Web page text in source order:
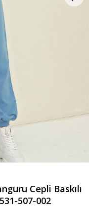
Cepli Baskılı
507-002